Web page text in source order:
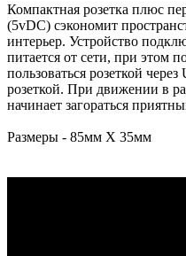
Компактная розетка плюс
(5vDC) сэкономит
интерьер. Устройство
питается от сети, при этом
пользоваться розеткой
розеткой. При движении в
начинает загораться
Размеры - 85мм Х 35мм